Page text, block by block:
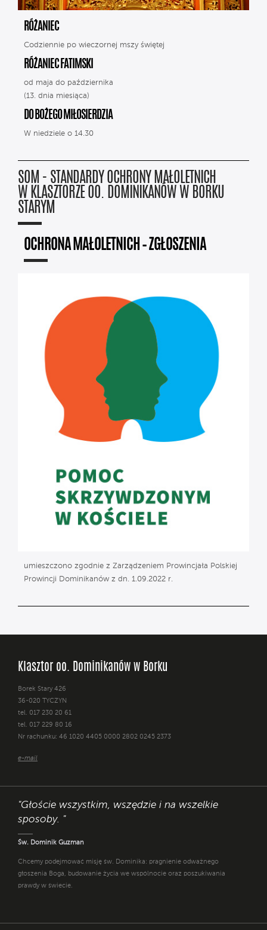
RÓŻANIEC
Codziennie po wieczornej mszy świętej
RÓŻANIEC FATIMSKI
od maja do października
(13. dnia miesiąca)
DO BOŻEGO MIŁOSIERDZIA
W niedziele o 14.30
SOM - STANDARDY OCHRONY MAŁOLETNICH
W KLASZTORZE OO. DOMINIKANÓW W BORKU
STARYM
OCHRONA MAŁOLETNICH – ZGŁOSZENIA
umieszczono zgodnie z Zarządzeniem Prowincjała Polskiej
Prowincji Dominikanów z dn. 1.09.2022 r.
Klasztor oo. Dominikanów w Borku
Borek Stary 426
36-020 TYCZYN
tel. 017 230 20 61
tel. 017 229 80 16
Nr rachunku: 46 1020 4405 0000 2802 0245 2373
e-mail
"Głoście wszystkim, wszędzie i na wszelkie
sposoby. "
Św. Dominik Guzman
Chcemy podejmować misję św. Dominika: pragnienie odważnego
głoszenia Boga, budowanie życia we wspólnocie oraz poszukiwania
prawdy w świecie.